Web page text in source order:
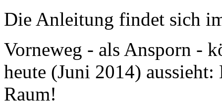
Die Anleitung findet sich
Vorneweg - als Ansporn -
heute (Juni 2014)
Raum!